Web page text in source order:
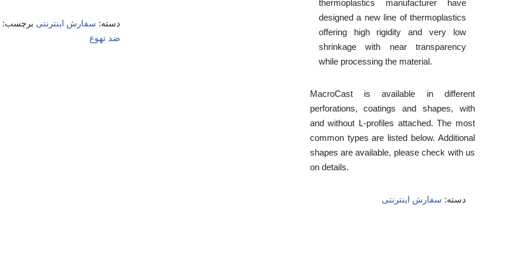
thermoplastics manufacturer have
designed a new line of thermoplastics
offering high rigidity and very low
shrinkage with near transparency
while processing the material.
MacroCast is available in different
perforations, coatings and shapes, with
and without L-profiles attached. The most
common types are listed below. Additional
shapes are available, please check with us
on details.
دسته: سفارش اینترنتی
دسته: سفارش اینترنتی برچسب:
ضد تهوع